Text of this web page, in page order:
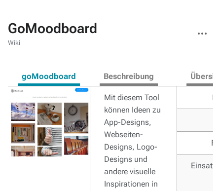
GoMoodboard
Wiki
Aktionen
goMoodboard Beschreibung
Mit diesem Tool
können Ideen zu
App-Designs,
Webseiten-
Designs, Logo-
Designs und
andere visuelle
Inspirationen in